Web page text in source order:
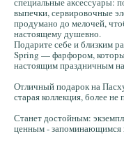
выпечки, сервировочные
продумано до мелочей,
настоящему душевно.
Подарите себе и близким
Spring — фарфором,
настоящим праздничным
Отличный подарок на
старая коллекция, более не
Станет достойным:
ценным - запоминающимся